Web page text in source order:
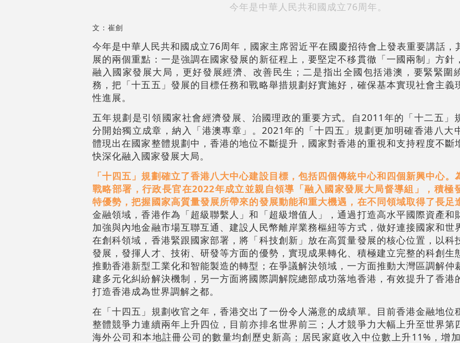
今年是中華人民共和國成立76周年。
文：崔劍
今年是中華人民共和國成立76周年，國家主席習近平在國慶招待會上發表重要講話，
展的兩個重點：一是強調在國家發展的新征程上，要堅定不移貫徹「一國兩制」方針
融入國家發展大局，更好發展經濟、改善民生；二是指出全國包括港澳，要緊緊圍
務，把「十五五」發展的目標任務和戰略舉措規劃好實施好，確保基本實現社會主義
性進展。
五年規劃是引領國家社會經濟發展、治國理政的重要方式。自2011年的「十二五」
分開始獨立成章，納入「港澳專章」。2021年的「十四五」規劃更加明確香港八大
體現出在國家整體規劃中，香港的地位不斷提升，國家對香港的重視和支持程度不斷
快深化融入國家發展大局。
「十四五」規劃確立了香港八大中心建設目標，包括四個傳統中心和四個新興中心。
戰略部署，行政長官在2022年成立並親自領導「融入國家發展大局督導組」，積極
特優勢，把握國家高質量發展所帶來的發展動能和重大機遇，在不同領域取得了長足
金融領域，香港作為「超級聯繫人」和「超級增值人」，通過打造高水平國際資產和
加強與內地金融市場互聯互通、建設人民幣離岸業務樞紐等方式，做好連接國家和世
在創科領域，香港緊跟國家部署，將「科技創新」放在高質量發展的核心位置，以科
發展，發揮人才、技術、研發等方面的優勢，實現成果轉化、積極建立完整的科創生
推動香港新型工業化和智能製造的轉型；在爭議解決領域，一方面推動大灣區調解仲
建多元化糾紛解決機制，另一方面將國際調解院總部成功落地香港，有效提升了香港
打造香港成為世界調解之都。
在「十四五」規劃收官之年，香港交出了一份令人滿意的成績單。目前香港金融地位
整體競爭力連續兩年上升四位，目前亦排名世界前三；人才競爭力大幅上升至世界第
海外公司和本地註冊公司的數量均創歷史新高；居民家庭收入中位數上升11%，增